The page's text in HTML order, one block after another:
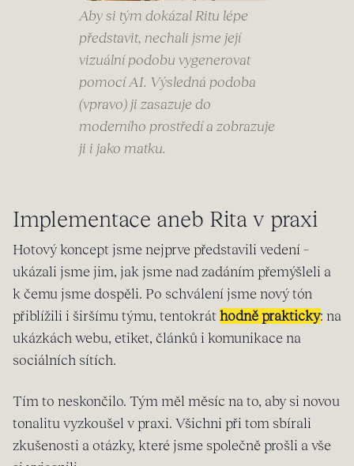
Aby si tým dokázal Ritu lépe
představit, nechali jsme její
vizuální podobu vygenerovat
pomocí AI. Výsledná podoba
(vpravo) ji zasazuje do
moderního prostředí a zobrazuje
ji i jako matku.
Implementace aneb Rita v praxi
Hotový koncept jsme nejprve představili vedení –
ukázali jsme jim, jak jsme nad zadáním přemýšleli a
k čemu jsme dospěli. Po schválení jsme nový tón
přiblížili i širšímu týmu, tentokrát hodně prakticky: na
ukázkách webu, etiket, článků i komunikace na
sociálních sítích.
Tím to neskončilo. Tým měl měsíc na to, aby si novou
tonalitu vyzkoušel v praxi. Všichni při tom sbírali
zkušenosti a otázky, které jsme společně prošli a vše